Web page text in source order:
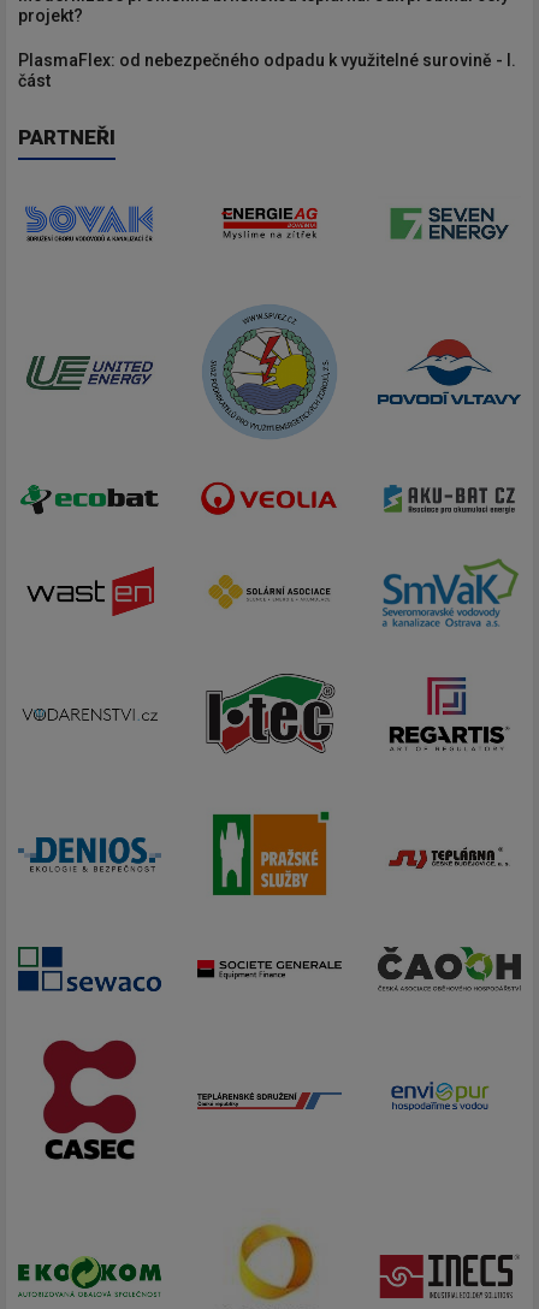
projekt?
PlasmaFlex: od nebezpečného odpadu k využitelné surovině - I.
část
PARTNEŘI